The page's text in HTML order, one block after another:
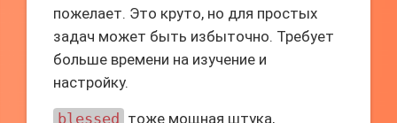
пожелает. Это круто, но для простых
задач может быть избыточно. Требует
больше времени на изучение и
настройку.
blessed
тоже мощная штука,